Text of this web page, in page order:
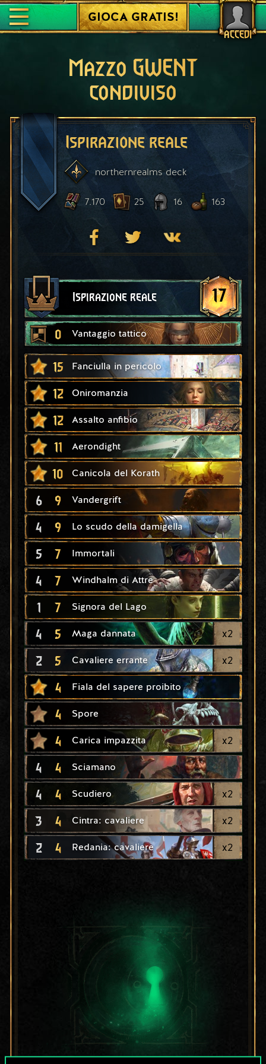
ACCEDI
GIOCA GRATIS!
Mazzo GWENT
condiviso
Ispirazione reale
northernrealmsdeck
7.170 25 16 163
Ispirazione reale 17
0 Vantaggio tattico
15 Fanciulla in pericolo
12 Oniromanzia
12 Assalto anfibio
11 Aerondight
10 Canicola del Korath
6 9 Vandergrift
4 9 Lo scudo della damigella
5 7 Immortali
4 7 Windhalm di Attre
1 7 Signora del Lago
4 5 Maga dannata x2
2 5 Cavaliere errante x2
4 Fiala del sapere proibito
4 Spore
4 Carica impazzita x2
4 4 Sciamano
4 4 Scudiero x2
3 4 Cintra: cavaliere x2
2 4 Redania: cavaliere x2